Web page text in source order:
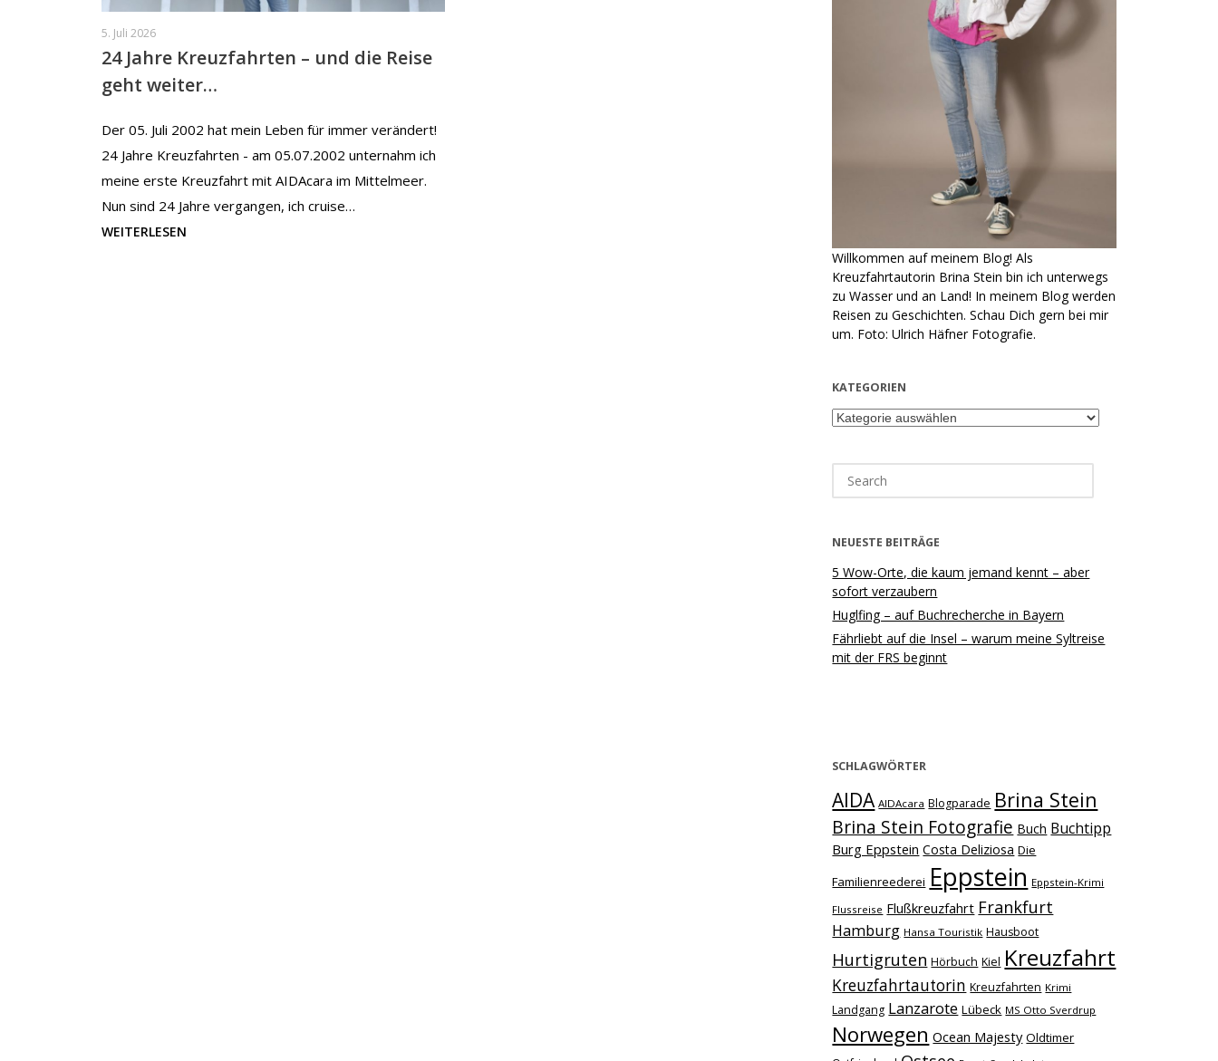
5. Juli 2026
24 Jahre Kreuzfahrten – und die Reise
geht weiter…
Der 05. Juli 2002 hat mein Leben für immer verändert!
24 Jahre Kreuzfahrten - am 05.07.2002 unternahm ich
meine erste Kreuzfahrt mit AIDAcara im Mittelmeer.
Nun sind 24 Jahre vergangen, ich cruise…
WEITERLESEN
Willkommen auf meinem Blog! Als
Kreuzfahrtautorin Brina Stein bin ich unterwegs
zu Wasser und an Land! In meinem Blog werden
Reisen zu Geschichten. Schau Dich gern bei mir
um. Foto: Ulrich Häfner Fotografie.
KATEGORIEN
Kategorien
for:
NEUESTE BEITRÄGE
5 Wow-Orte, die kaum jemand kennt – aber
sofort verzaubern
Huglfing – auf Buchrecherche in Bayern
Fährliebt auf die Insel – warum meine Syltreise
mit der FRS beginnt
SCHLAGWÖRTER
AIDA AIDAcara Blogparade Brina Stein
Brina Stein Fotografie Buch Buchtipp
Burg Eppstein Costa Deliziosa Die
Familienreederei Eppstein Eppstein-Krimi
Flussreise Flußkreuzfahrt Frankfurt
Hamburg Hansa Touristik Hausboot
Hurtigruten Hörbuch Kiel Kreuzfahrt
Kreuzfahrtautorin Kreuzfahrten Krimi
Landgang Lanzarote Lübeck MS Otto Sverdrup
Norwegen Ocean Majesty Oldtimer